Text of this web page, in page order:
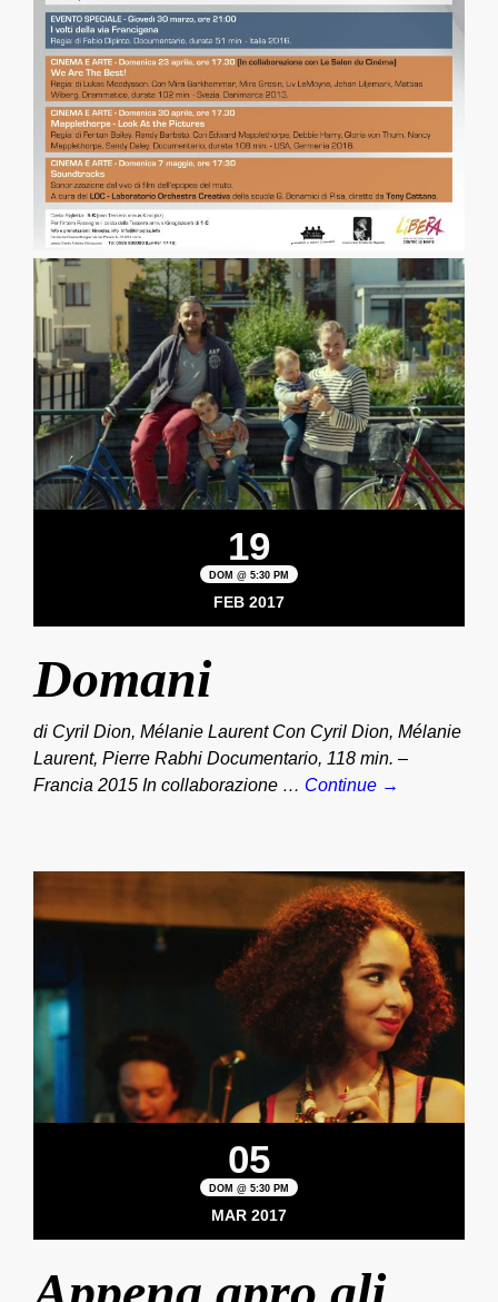
19
DOM @ 5:30 PM
FEB 2017
Domani
di Cyril Dion, Mélanie Laurent Con Cyril Dion, Mélanie
Laurent, Pierre Rabhi Documentario, 118 min. –
Francia 2015 In collaborazione … Continue →
05
DOM @ 5:30 PM
MAR 2017